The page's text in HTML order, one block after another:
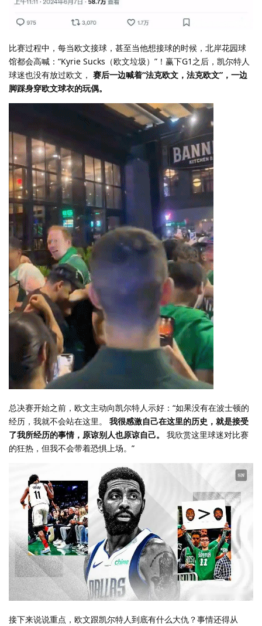
比赛过程中，每当欧文接球，甚至当他想接球的时候，北岸花园球
馆都会高喊：“Kyrie Sucks（欧文垃圾）”！赢下G1之后，凯尔特人
球迷也没有放过欧文， 赛后一边喊着“法克欧文，法克欧文”，一边
脚踩身穿欧文球衣的玩偶。
总决赛开始之前，欧文主动向凯尔特人示好：“如果没有在波士顿的
经历，我就不会站在这里。 我很感激自己在这里的历史，就是接受
了我所经历的事情，原谅别人也原谅自己。
我欣赏这里球迷对比赛
的狂热，但我不会带着恐惧上场。”
接下来说说重点，欧文跟凯尔特人到底有什么大仇？事情还得从